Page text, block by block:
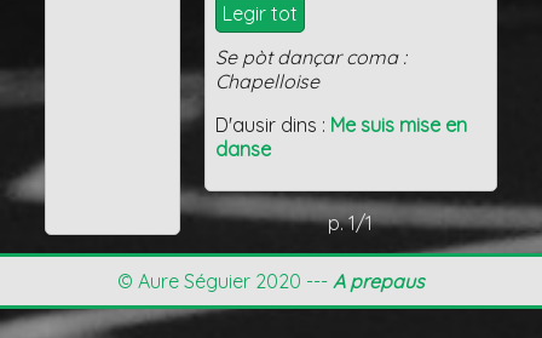
Legir tot
Se pòt dançar coma :
Chapelloise
D'ausir dins : Me suis mise en
danse
p. 1/1
© Aure Séguier 2020 --- A prepaus